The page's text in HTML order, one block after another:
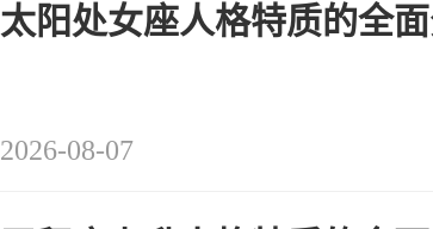
太阳处女座人格特质的全
2026-08-07